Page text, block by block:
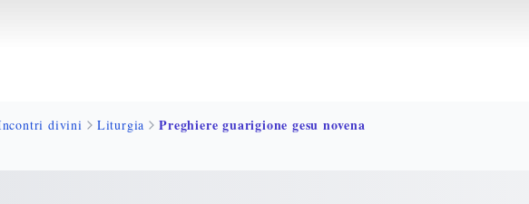
divini Liturgia Preghiere guarigione gesu novena